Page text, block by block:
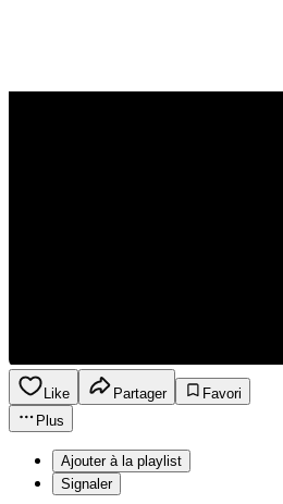
Like Partager
Favori
Plus
Ajouter à la playlist
Signaler